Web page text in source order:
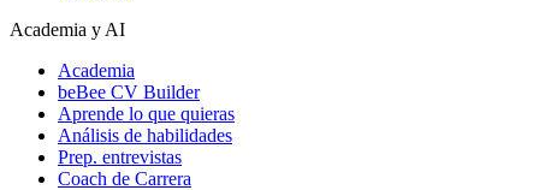
Academia y AI
Academia
beBee CV Builder
Aprende lo que quieras
Análisis de habilidades
Prep. entrevistas
Coach de Carrera